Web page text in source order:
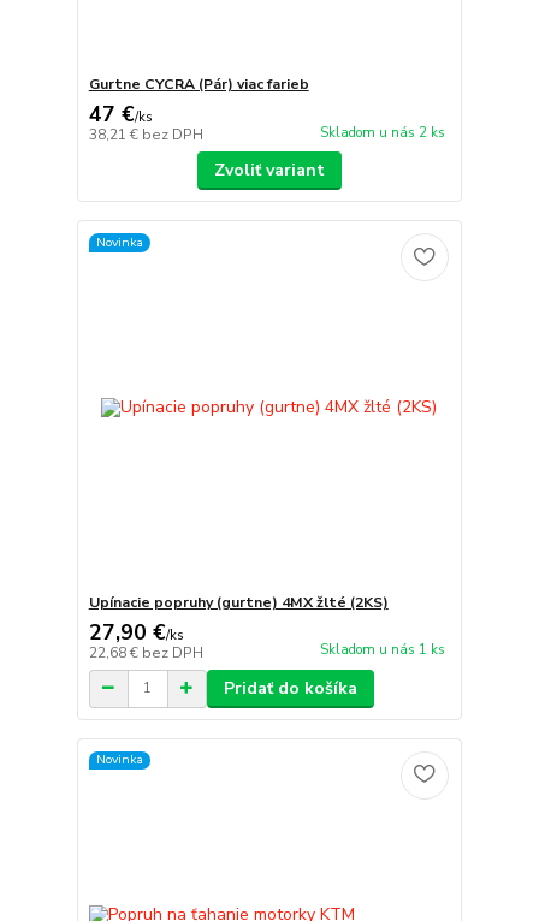
Gurtne CYCRA (Pár) viac farieb
47 €/ks
38,21 € bez DPH Skladom u nás 2 ks
Zvoliť variant
Novinka
Upínacie popruhy (gurtne) 4MX žlté (2KS)
27,90 €/ks
22,68 € bez DPH Skladom u nás 1 ks
Pridať do košíka
Novinka